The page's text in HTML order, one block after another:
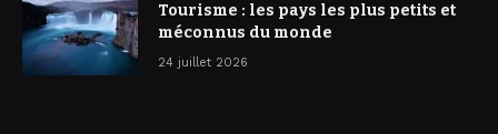
Tourisme : les pays les plus petits et
méconnus du monde
24 juillet 2026